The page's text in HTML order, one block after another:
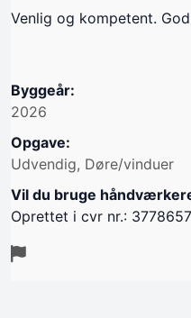
Venlig og kompetent.
Byggeår:
2026
Opgave:
Udvendig, Døre/vinduer
Vil du bruge
Oprettet i cvr nr.: